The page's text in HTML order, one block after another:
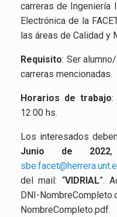
carreras de Ingeniería
Electrónica de la
las áreas de Calidad y
Requisito: Ser
carreras mencionadas.
Horarios de trabajo:
12:00 hs.
Los interesados
Junio de 2022
del mail: “VIDRIAL”.
DNI-